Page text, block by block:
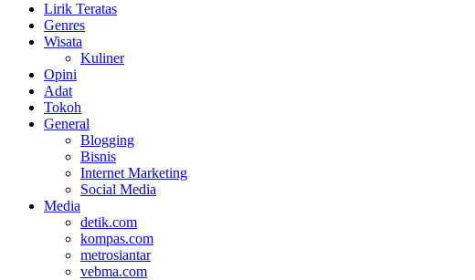
Lirik Teratas
Genres
Wisata
Kuliner
Opini
Adat
Tokoh
General
Blogging
Bisnis
Internet Marketing
Social Media
Media
detik.com
kompas.com
metrosiantar
vebma.com